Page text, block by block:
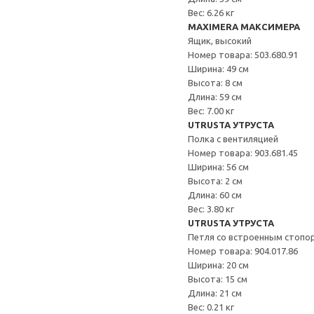
Вес: 6.26 кг
MAXIMERA МАКСИМЕРА
Ящик, высокий
Номер товара: 503.680.91
Ширина: 49 см
Высота: 8 см
Длина: 59 см
Вес: 7.00 кг
UTRUSTA УТРУСТА
Полка с вентиляцией
Номер товара: 903.681.45
Ширина: 56 см
Высота: 2 см
Длина: 60 см
Вес: 3.80 кг
UTRUSTA УТРУСТА
Петля со встроенным
Номер товара: 904.017.86
Ширина: 20 см
Высота: 15 см
Длина: 21 см
Вес: 0.21 кг